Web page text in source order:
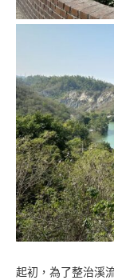
起初，為了整治溪